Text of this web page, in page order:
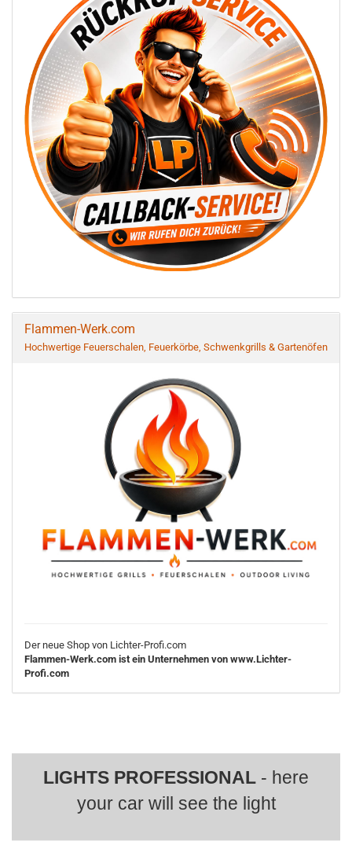
Flammen-Werk.com
Hochwertige Feuerschalen, Feuerkörbe, Schwenkgrills & Gartenöfen
Der neue Shop von Lichter-Profi.com
Flammen-Werk.com ist ein Unternehmen von www.Lichter-
Profi.com
LIGHTS PROFESSIONAL - here
your car will see the light